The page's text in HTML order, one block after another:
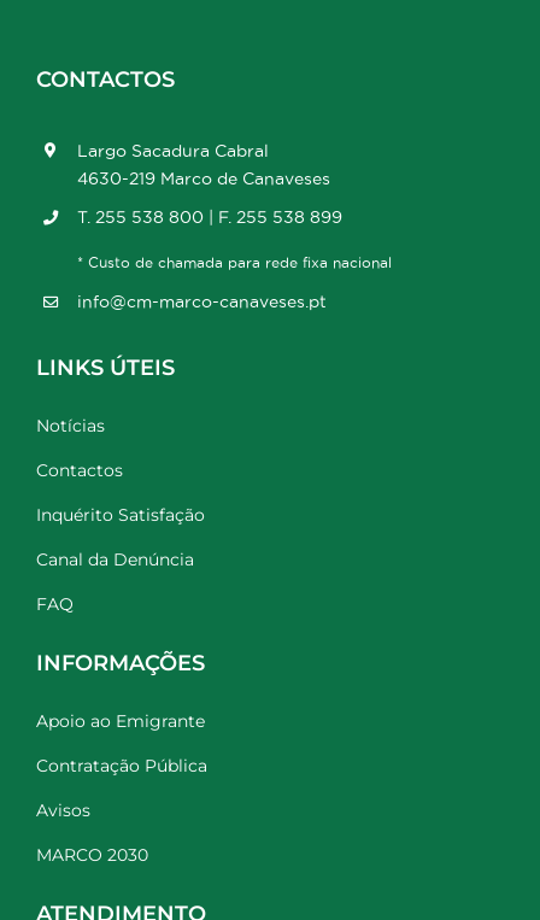
CONTACTOS
Largo Sacadura Cabral
4630-219 Marco de Canaveses
T. 255 538 800 | F. 255 538 899
* Custo de chamada para rede fixa nacional
info@cm-marco-canaveses.pt
LINKS ÚTEIS
Notícias
Contactos
Inquérito Satisfação
Canal da Denúncia
FAQ
INFORMAÇÕES
Apoio ao Emigrante
Contratação Pública
Avisos
MARCO 2030
ATENDIMENTO